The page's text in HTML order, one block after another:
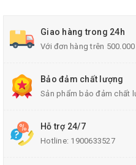
Bọc nhựa,2m/cây,500cây/hộp;
Quy cách đóng gói:
Nguyên liệu sản xuất
+ Nẹp: thép mạ kẽm;
Giao hàng trong 24h
Với đơn hàng trên
Bảo đảm chất lượng
Sản phẩm bảo đảm chất
Hỗ trợ 24/7
Hotline: 1900633527